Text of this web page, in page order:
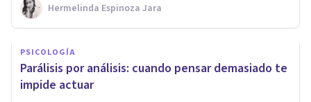
Hermelinda Espinoza Jara
PSICOLOGÍA
Parálisis por análisis: cuando pensar demasiado te
impide actuar